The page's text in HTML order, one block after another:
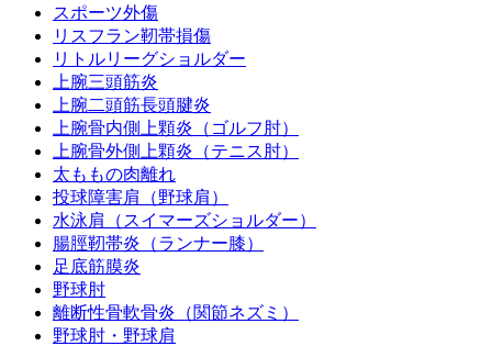
スポーツ外傷
リスフラン靭帯損傷
リトルリーグショルダー
上腕三頭筋炎
上腕二頭筋長頭腱炎
上腕骨内側上顆炎（ゴルフ肘）
上腕骨外側上顆炎（テニス肘）
太ももの肉離れ
投球障害肩（野球肩）
水泳肩（スイマーズショルダー）
腸脛靭帯炎（ランナー膝）
足底筋膜炎
野球肘
離断性骨軟骨炎（関節ネズミ）
野球肘・野球肩